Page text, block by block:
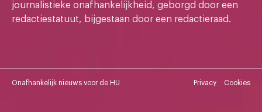
journalistieke onafhankelijkheid, geborgd door een
redactiestatuut, bijgestaan door een redactieraad.
Onafhankelijk nieuws voor de HU Privacy Cookies